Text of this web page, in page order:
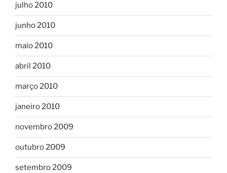
julho 2010
junho 2010
maio 2010
abril 2010
março 2010
janeiro 2010
novembro 2009
outubro 2009
setembro 2009